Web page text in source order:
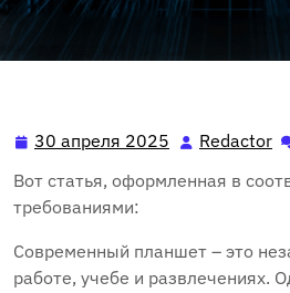
30 апреля 2025 30 Redactor
Вот статья, оформленная в
требованиями:
Современный планшет – это
работе, учебе и развлечениях.